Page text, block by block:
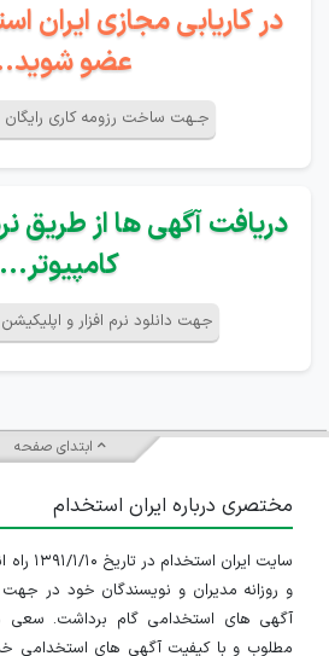
در کاریابی مجازی ایران
عضو
جـهت ساخت رزومه کاری رایگان
دریافت آگهی ها از طریق
کامپیوتر...
جهت دانلود نرم افزار و اپلیکیشن
ابتدای صفحه
مختصری درباره ایران استخدام
سایت
و روزانه مدیران و نویسندگان خود در
آگهی های استخدامی گام برداشت. سعی
مطلوب و با کیفیت آگهی های استخدامی